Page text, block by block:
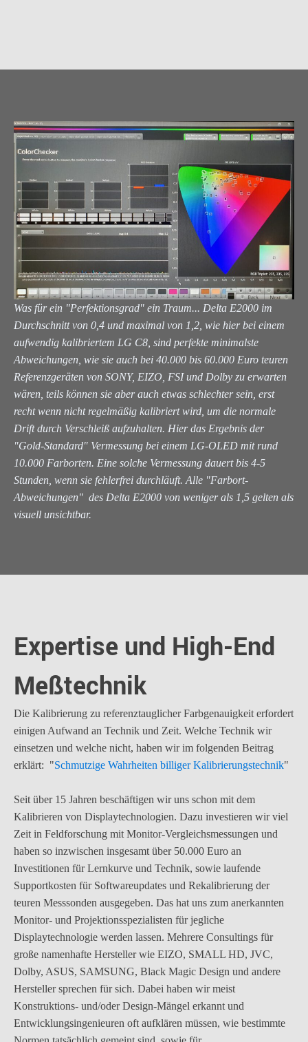
Was für ein "Perfektionsgrad" ein Traum... Delta E2000 im
Durchschnitt von 0,4 und maximal von 1,2, wie hier bei einem
aufwendig kalibriertem LG C8, sind perfekte minimalste
Abweichungen, wie sie auch bei 40.000 bis 60.000 Euro teuren
Referenzgeräten von SONY, EIZO, FSI und Dolby zu erwarten
wären, teils können sie aber auch etwas schlechter sein, erst
recht wenn nicht regelmäßig kalibriert wird, um die normale
Drift durch Verschleiß aufzuhalten. Hier das Ergebnis der
"Gold-Standard" Vermessung bei einem LG-OLED mit rund
10.000 Farborten. Eine solche Vermessung dauert bis 4-5
Stunden, wenn sie fehlerfrei durchläuft. Alle "Farbort-
Abweichungen" des Delta E2000 von weniger als 1,5 gelten als
visuell unsichtbar.
Expertise und High-End
Meßtechnik
Die Kalibrierung zu referenztauglicher Farbgenauigkeit erfordert
einigen Aufwand an Technik und Zeit. Welche Technik wir
einsetzen und welche nicht, haben wir im folgenden Beitrag
erklärt: "Schmutzige Wahrheiten billiger Kalibrierungstechnik"
Seit über 15 Jahren beschäftigen wir uns schon mit dem
Kalibrieren von Displaytechnologien. Dazu investieren wir viel
Zeit in Feldforschung mit Monitor-Vergleichsmessungen und
haben so inzwischen insgesamt über 50.000 Euro an
Investitionen für Lernkurve und Technik, sowie laufende
Supportkosten für Softwareupdates und Rekalibrierung der
teuren Messsonden ausgegeben. Das hat uns zum anerkannten
Monitor- und Projektionsspezialisten für jegliche
Displaytechnologie werden lassen. Mehrere Consultings für
große namenhafte Hersteller wie EIZO, SMALL HD, JVC,
Dolby, ASUS, SAMSUNG, Black Magic Design und andere
Hersteller sprechen für sich. Dabei haben wir meist
Konstruktions- und/oder Design-Mängel erkannt und
Entwicklungsingenieuren oft aufklären müssen, wie bestimmte